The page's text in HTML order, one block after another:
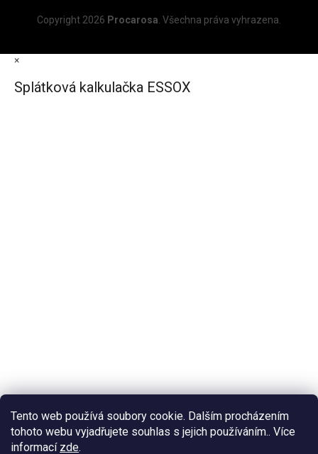
Tento web používá soubory cookie. Dalším procházením
tohoto webu vyjadřujete souhlas s jejich používáním.. Více
informací zde.
Copyright 2026 Procarosa . Všechna práva vyhrazena.
×
Splátková kalkulačka ESSOX